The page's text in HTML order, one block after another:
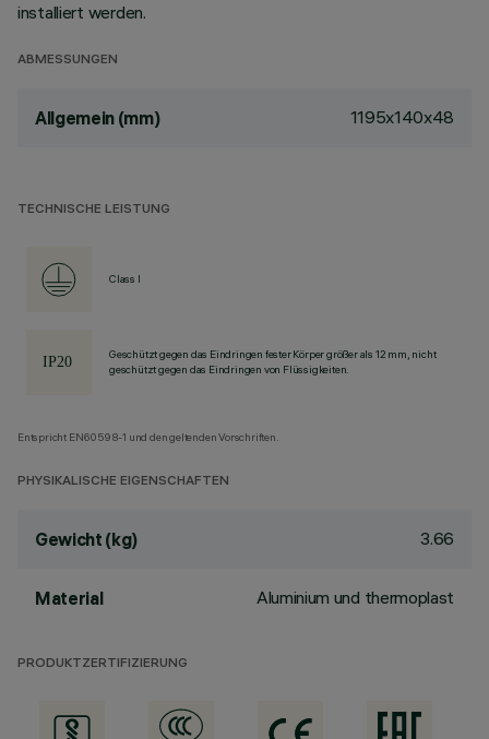
installiert werden.
ABMESSUNGEN
Allgemein (mm) 1195x140x48
TECHNISCHE LEISTUNG
Class I
Geschützt gegen das Eindringen fester Körper größer als 12 mm, nicht
geschützt gegen das Eindringen von Flüssigkeiten.
Entspricht EN60598-1 und den geltenden Vorschriften.
PHYSIKALISCHE EIGENSCHAFTEN
Gewicht (kg) 3.66
Material Aluminium und thermoplast
PRODUKTZERTIFIZIERUNG